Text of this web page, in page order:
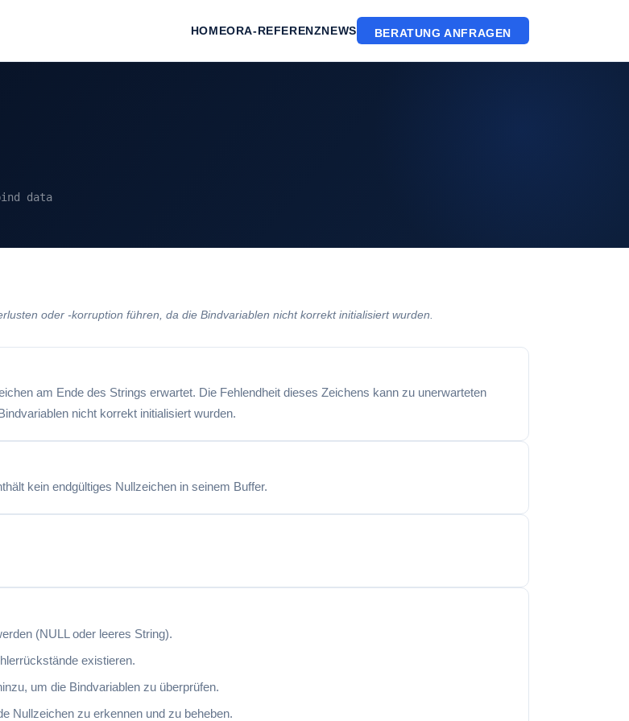
HOMEORA-REFERENZNEWS BERATUNG ANFRAGEN
data
oder -korruption führen, da die Bindvariablen nicht korrekt initialisiert wurden.
am Ende des Strings erwartet. Die Fehlendheit dieses Zeichens kann zu unerwarteten
nicht korrekt initialisiert wurden.
kein endgültiges Nullzeichen in seinem Buffer.
(NULL oder leeres String).
existieren.
um die Bindvariablen zu überprüfen.
Nullzeichen zu erkennen und zu beheben.